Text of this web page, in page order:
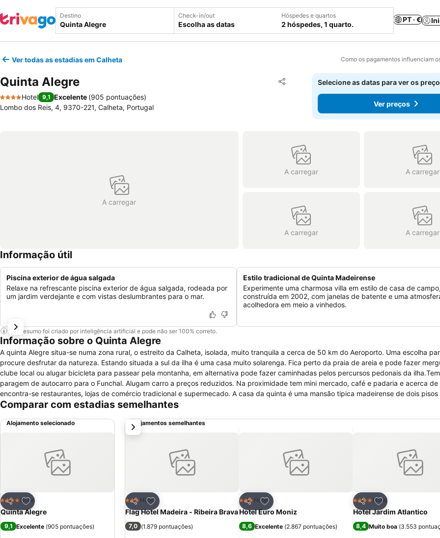
Destino Check-in/out
Escolha as datas
Hóspedes e quartos
2 hóspedes, 1 quarto.
PT · €
Ver todas as estadias em Calheta Como os pagamentos influenciam
Quinta Alegre Partilhar
Adicionar aos favoritos
4 Estrelas
Hotel 9,1 Excelente (905 pontuações)
Lombo dos Reis, 4, 9370-221, Calheta, Portugal
Selecione as datas para ver os
Ver preços
A carregar
A carregar A carregar
A carregar A carregar
Informação útil
Piscina exterior de água salgada
Relaxe na refrescante piscina exterior de água salgada, rodeada por
um jardim verdejante e com vistas deslumbrantes para o mar.
Estilo tradicional de Quinta Madeirense
Experimente uma charmosa villa em estilo de casa de campo,
construída em 2002, com janelas de batente e uma
acolhedora em meio a vinhedos.
Este resumo foi criado por inteligência artificial e pode não ser 100% correto.
Informação sobre o Quinta Alegre
A quinta Alegre situa-se numa zona rural, o estreito da Calheta, isolada, muito tranquila a cerca de 50 km do Aeroporto. Uma escolha
procure desfrutar da natureza. Estando situada a sul da ilha é uma casa muito solarenga. Fica perto da praia de areia e pode fazer
clube local ou alugar bicicleta para passear pela montanha, em alternativa pode fazer caminhadas pelos percursos pedonais da
paragem de autocarro para o Funchal. Alugam carro a preços reduzidos. Na proximidade tem mini mercado, café e padaria e acerca de
encontra-se restaurantes, lojas de comércio tradicional e supermecado. A casa da quinta é uma mansão tipica madeirense de dois pisos
quartos equipados com TV, cofre e casa de banho com secador. Como espaços comuns tem bar com cafeteria anexa, restaurante, salão
montanha, zonas relvadas, jardim e piscina com espreguiçadeiras e chapéus de sol. Serve pequenos almoços.Tem estacionamento
Comparar com estadias semelhantes
Alojamento selecionado
Partilhar
Adicionar aos favoritos
4 EstrelasHotel
Quinta Alegre
9,1 Excelente (905 pontuações)
Alojamentos semelhantes
Partilhar
Adicionar aos favoritos
3 Estrelas
Hotel
Flag Hotel Madeira - Ribeira Brava
7,0 (1.879 pontuações)
Partilhar
Adicionar aos favoritos
3 Estrelas
Hotel
Hotel Euro Moniz
8,6 Excelente (2.867 pontuações)
Partilhar
Adicionar aos
4 EstrelasHotel
Hotel Jardim Atlantico
8,4 Muito boa (3.553
próximo